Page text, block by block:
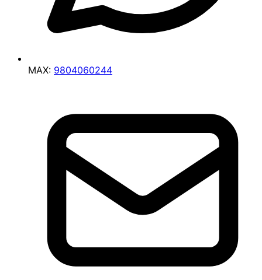
MAX: 9804060244